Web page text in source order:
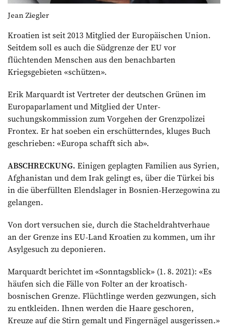
Jean Ziegler
Kroatien ist seit 2013 Mitglied der Europäischen Union.
Seitdem soll es auch die Südgrenze der EU vor
flüchtenden Menschen aus den benachbarten
Kriegsgebieten «schützen».
Erik Marquardt ist Vertreter der deutschen Grünen im
Europaparlament und Mitglied der Unter­
suchungskommission zum Vorgehen der Grenzpolizei
Frontex. Er hat soeben ein erschütterndes, kluges Buch
geschrieben: «Europa schafft sich ab».
ABSCHRECKUNG. Einigen geplagten Familien aus Syrien,
Afghanistan und dem Irak gelingt es, über die Türkei bis
in die überfüllten Elendslager in Bosnien-Herzegowina zu
gelangen.
Von dort versuchen sie, durch die Stacheldrahtverhaue
an der Grenze ins EU-Land Kroatien zu kommen, um ihr
Asylgesuch zu deponieren.
Marquardt berichtet im «Sonntagsblick» (1. 8. 2021): «Es
häufen sich die Fälle von Folter an der kroatisch-
bosnischen Grenze. Flüchtlinge werden gezwungen, sich
zu entkleiden. Ihnen werden die Haare geschoren,
Kreuze auf die Stirn gemalt und Fingernägel ausgerissen.»